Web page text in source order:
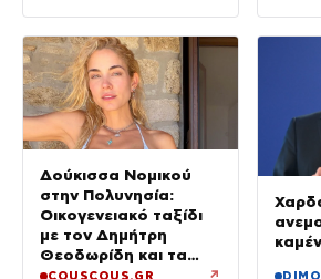
Δούκισσα Νομικού
στην Πολυνησία:
Οικογενειακό ταξίδι
με τον Δημήτρη
Θεοδωρίδη και τα
παιδιά τους
COUSCOUS.GR ↗